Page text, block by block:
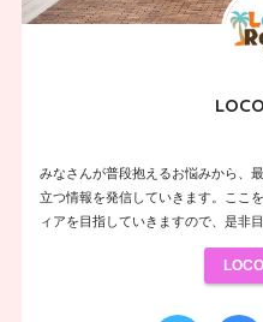
みなさんが普段抱えるお悩みから、
立つ情報を発信していきます。ここ
ィアを目指していきますので、是非